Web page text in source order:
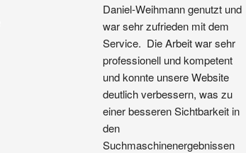
Daniel-Weihmann genutzt und
war sehr zufrieden mit dem
Service.  Die Arbeit war sehr
professionell und kompetent
und konnte unsere Website
deutlich verbessern, was zu
einer besseren Sichtbarkeit in
den
Suchmaschinenergebnissen